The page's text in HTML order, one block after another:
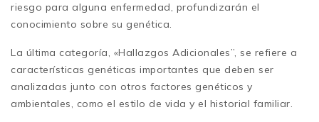
riesgo para alguna enfermedad, profundizarán el
conocimiento sobre su genética.
La última categoría, «Hallazgos Adicionales”, se refiere a
características genéticas importantes que deben ser
analizadas junto con otros factores genéticos y
ambientales, como el estilo de vida y el historial familiar.